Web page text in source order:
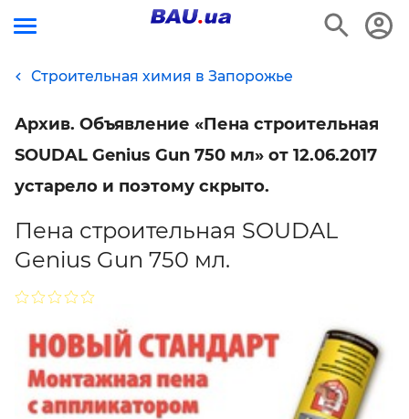
Строительная химия в Запорожье
Архив. Объявление «Пена строительная
SOUDAL Genius Gun 750 мл» от 12.06.2017
устарело и поэтому скрыто.
Пена строительная SOUDAL
Genius Gun 750 мл.